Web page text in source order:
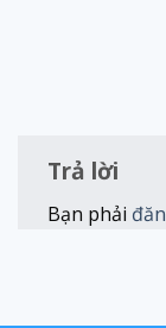
Trả lời
Bạn phải